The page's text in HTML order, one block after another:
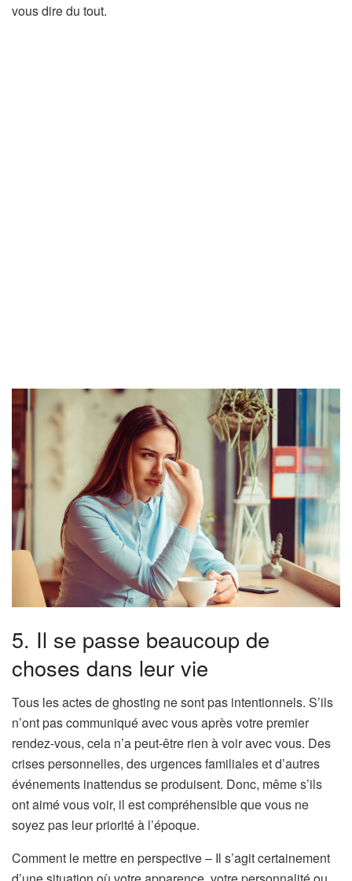
vous dire du tout.
5. Il se passe beaucoup de
choses dans leur vie
Tous les actes de ghosting ne sont pas intentionnels. S’ils
n’ont pas communiqué avec vous après votre premier
rendez-vous, cela n’a peut-être rien à voir avec vous. Des
crises personnelles, des urgences familiales et d’autres
événements inattendus se produisent. Donc, même s’ils
ont aimé vous voir, il est compréhensible que vous ne
soyez pas leur priorité à l’époque.
Comment le mettre en perspective – Il s’agit certainement